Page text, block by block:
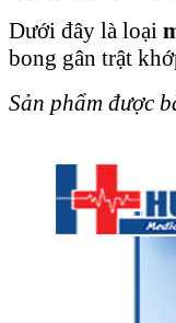
Dưới đây là loại
bong gân trật
Sản phẩm được